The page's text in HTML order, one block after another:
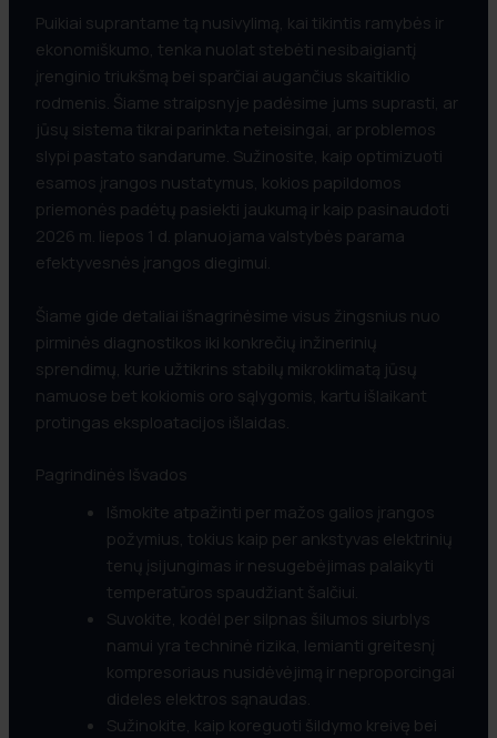
Puikiai suprantame tą nusivylimą, kai tikintis ramybės ir
ekonomiškumo, tenka nuolat stebėti nesibaigiantį
įrenginio triukšmą bei sparčiai augančius skaitiklio
rodmenis. Šiame straipsnyje padėsime jums suprasti, ar
jūsų sistema tikrai parinkta neteisingai, ar problemos
slypi pastato sandarume. Sužinosite, kaip optimizuoti
esamos įrangos nustatymus, kokios papildomos
priemonės padėtų pasiekti jaukumą ir kaip pasinaudoti
2026 m. liepos 1 d. planuojama valstybės parama
efektyvesnės įrangos diegimui.
Šiame gide detaliai išnagrinėsime visus žingsnius nuo
pirminės diagnostikos iki konkrečių inžinerinių
sprendimų, kurie užtikrins stabilų mikroklimatą jūsų
namuose bet kokiomis oro sąlygomis, kartu išlaikant
protingas eksploatacijos išlaidas.
Pagrindinės Išvados
Išmokite atpažinti per mažos galios įrangos
požymius, tokius kaip per ankstyvas elektrinių
tenų įsijungimas ir nesugebėjimas palaikyti
temperatūros spaudžiant šalčiui.
Suvokite, kodėl per silpnas šilumos siurblys
namui yra techninė rizika, lemianti greitesnį
kompresoriaus nusidėvėjimą ir neproporcingai
dideles elektros sąnaudas.
Sužinokite, kaip koreguoti šildymo kreivę bei